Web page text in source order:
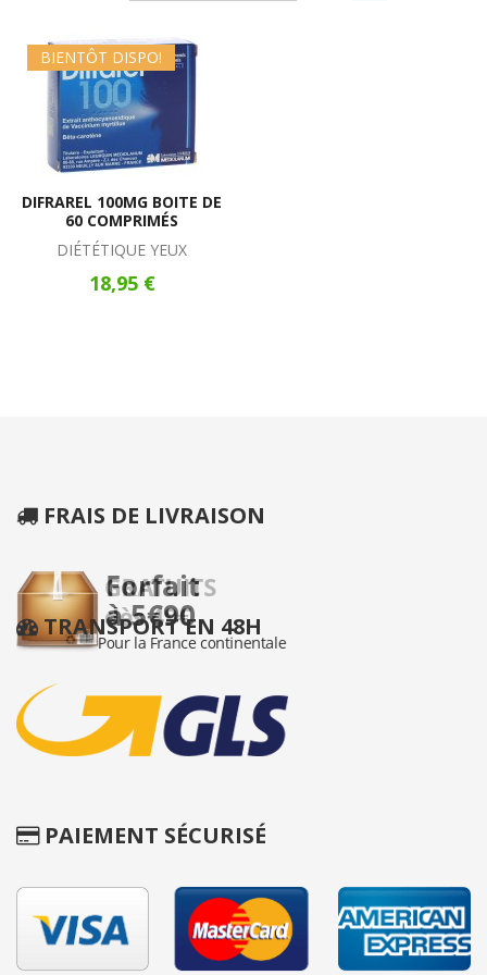
BIENTÔT DISPO!
DIFRAREL 100MG BOITE DE
60 COMPRIMÉS
DIÉTÉTIQUE YEUX
18,95 €
FRAIS DE LIVRAISON
TRANSPORT EN 48H
PAIEMENT SÉCURISÉ